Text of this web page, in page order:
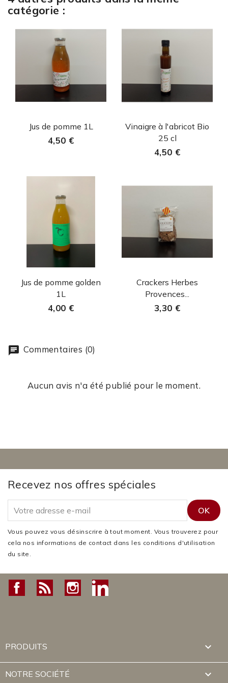
catégorie :
 Aperçu rapide
Jus de pomme 1L
4,50 €
Aperçu rapide
Vinaigre à l'abricot Bio
25 cl
4,50 €
Aperçu rapide
Jus de pomme golden
1L
4,00 €
 Aperçu rapide
Crackers Herbes
Provences...
3,30 €
Commentaires (0)
Aucun avis n'a été publié pour le moment.
Recevez nos offres spéciales
Vous pouvez vous désinscrire à tout moment. Vous trouverez pour
cela nos informations de contact dans les conditions d'utilisation
du site.
FacebookRss Instagram
PRODUITS 
NOTRE SOCIÉTÉ 